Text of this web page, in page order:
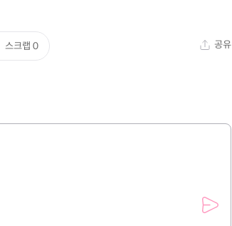
스크랩 0 공유